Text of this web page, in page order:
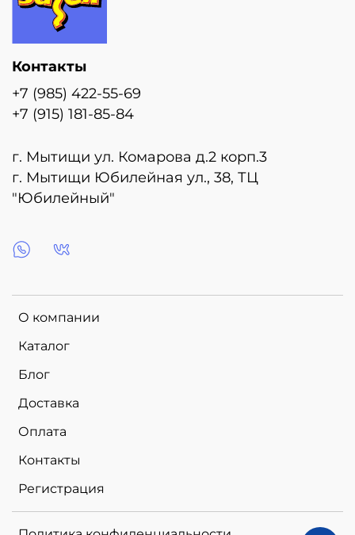
О компании
Каталог
Блог
Доставка
Оплата
Контакты
Регистрация
Контакты
+7 (985) 422-55-69
+7 (915) 181-85-84
г. Мытищи ул. Комарова д.2 корп.3
г. Мытищи Юбилейная ул., 38, ТЦ
"Юбилейный"